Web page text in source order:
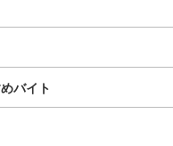
バイト